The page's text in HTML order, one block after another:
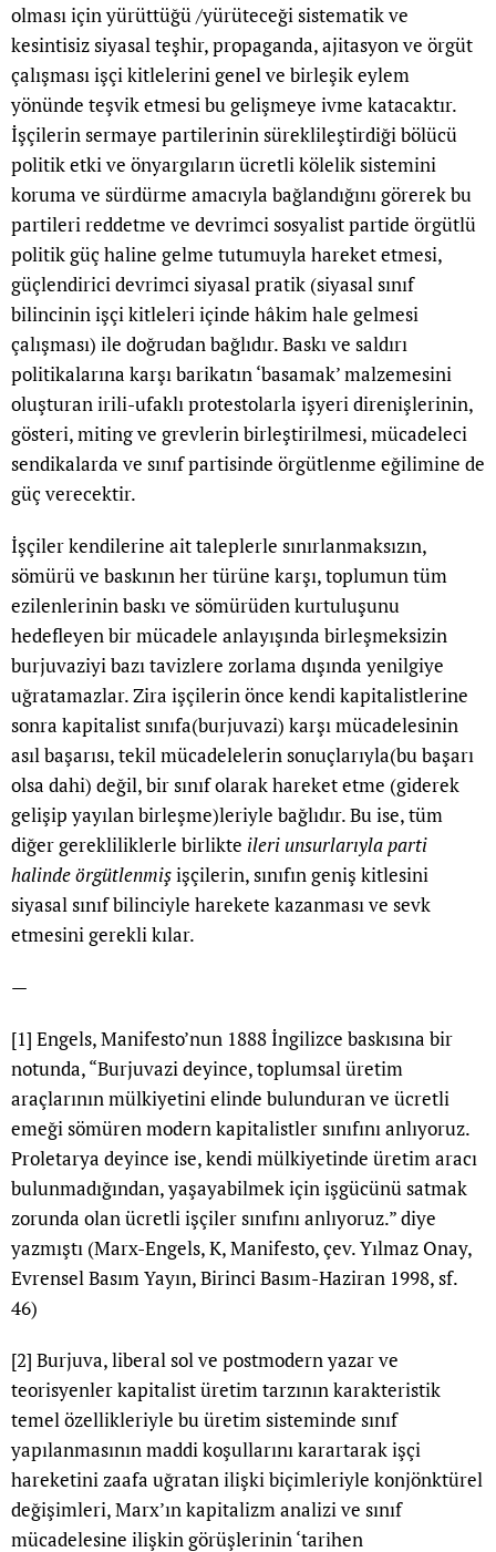
olması için yürüttüğü /yürüteceği sistematik ve
kesintisiz siyasal teşhir, propaganda, ajitasyon ve örgüt
çalışması işçi kitlelerini genel ve birleşik eylem
yönünde teşvik etmesi bu gelişmeye ivme katacaktır.
İşçilerin sermaye partilerinin süreklileştirdiği bölücü
politik etki ve önyargıların ücretli kölelik sistemini
koruma ve sürdürme amacıyla bağlandığını görerek bu
partileri reddetme ve devrimci sosyalist partide örgütlü
politik güç haline gelme tutumuyla hareket etmesi,
güçlendirici devrimci siyasal pratik (siyasal sınıf
bilincinin işçi kitleleri içinde hâkim hale gelmesi
çalışması) ile doğrudan bağlıdır. Baskı ve saldırı
politikalarına karşı barikatın ‘basamak’ malzemesini
oluşturan irili-ufaklı protestolarla işyeri direnişlerinin,
gösteri, miting ve grevlerin birleştirilmesi, mücadeleci
sendikalarda ve sınıf partisinde örgütlenme eğilimine de
güç verecektir.
İşçiler kendilerine ait taleplerle sınırlanmaksızın,
sömürü ve baskının her türüne karşı, toplumun tüm
ezilenlerinin baskı ve sömürüden kurtuluşunu
hedefleyen bir mücadele anlayışında birleşmeksizin
burjuvaziyi bazı tavizlere zorlama dışında yenilgiye
uğratamazlar. Zira işçilerin önce kendi kapitalistlerine
sonra kapitalist sınıfa(burjuvazi) karşı mücadelesinin
asıl başarısı, tekil mücadelelerin sonuçlarıyla(bu başarı
olsa dahi) değil, bir sınıf olarak hareket etme (giderek
gelişip yayılan birleşme)leriyle bağlıdır. Bu ise, tüm
diğer gerekliliklerle birlikte ileri unsurlarıyla parti
halinde örgütlenmişişçilerin, sınıfın geniş kitlesini
siyasal sınıf bilinciyle harekete kazanması ve sevk
etmesini gerekli kılar.
—
[1] Engels, Manifesto’nun 1888 İngilizce baskısına bir
notunda, “Burjuvazi deyince, toplumsal üretim
araçlarının mülkiyetini elinde bulunduran ve ücretli
emeği sömüren modern kapitalistler sınıfını anlıyoruz.
Proletarya deyince ise, kendi mülkiyetinde üretim aracı
bulunmadığından, yaşayabilmek için işgücünü satmak
zorunda olan ücretli işçiler sınıfını anlıyoruz.” diye
yazmıştı (Marx-Engels, K, Manifesto, çev. Yılmaz Onay,
Evrensel Basım Yayın, Birinci Basım-Haziran 1998, sf.
46)
[2] Burjuva, liberal sol ve postmodern yazar ve
teorisyenler kapitalist üretim tarzının karakteristik
temel özellikleriyle bu üretim sisteminde sınıf
yapılanmasının maddi koşullarını karartarak işçi
hareketini zaafa uğratan ilişki biçimleriyle konjönktürel
değişimleri, Marx’ın kapitalizm analizi ve sınıf
mücadelesine ilişkin görüşlerinin ‘tarihen